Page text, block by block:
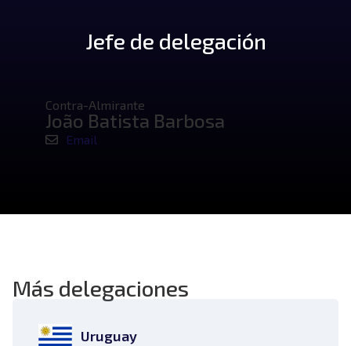
Jefe de delegación
Contra-Almirante
João Batista Barbosa
Email
Más delegaciones
Uruguay